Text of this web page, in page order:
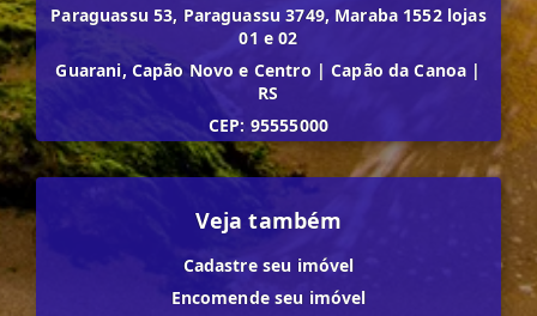
Paraguassu 53, Paraguassu 3749, Maraba 1552 lojas
01 e 02
Guarani, Capão Novo e Centro | Capão da Canoa |
RS
CEP: 95555000
Veja também
Cadastre seu imóvel
Encomende seu imóvel